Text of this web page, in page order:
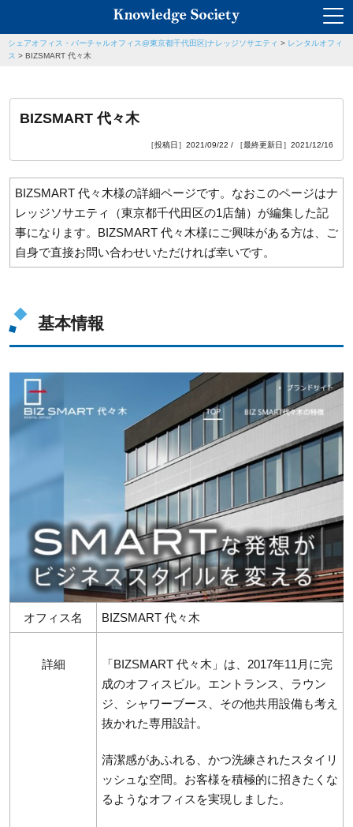
シェアオフィス・バーチャルオフィス@東京都千代田区|ナレッジソサエティ > レンタルオフィ
ス > BIZSMART 代々木
BIZSMART 代々木
［投稿日］2021/09/22 / ［最終更新日］2021/12/16
BIZSMART 代々木様の詳細ページです。なおこのページはナ
レッジソサエティ（東京都千代田区の1店舗）が編集した記
事になります。BIZSMART 代々木様にご興味がある方は、ご
自身で直接お問い合わせいただければ幸いです。
基本情報
オフィス名 BIZSMART 代々木
詳細
「BIZSMART 代々木」は、2017年11月に完
成のオフィスビル。エントランス、ラウン
ジ、シャワーブース、その他共用設備も考え
抜かれた専用設計。
清潔感があふれる、かつ洗練されたスタイリ
ッシュな空間。お客様を積極的に招きたくな
るようなオフィスを実現しました。